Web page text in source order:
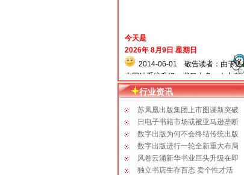
今天是
2026年 8月9日 星期日
2014-06-01 敬告读者：由于近
本网站系统升级，书目太多，人力有
限，出版社决定暂将超过一年以上的
目在相关栏目暂时下线。如果您需要
此范围内的书目，请联系我们工作人
员。
2010-07-15 成立十周年-回报作
大赠书活动！
行业资讯
苏凤凰出版集团上市图谋新突破
日电子书籍市场或被亚马逊垄断
数字出版为何不会终结传统出版
数字出版进行一轮全新重大布局
风卷云涌新华书业巨头升级在即
独立书店生存百态 卖个性才活